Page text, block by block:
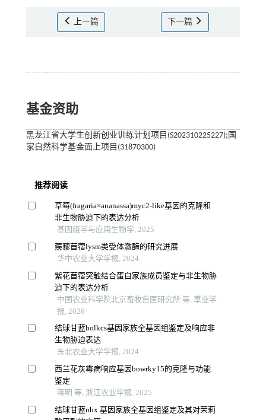
上一篇 下一篇
基金资助
黑龙江省大学生创新创业训练计划项目(S202310225227);国
家自然科学基金面上项目(31870300)